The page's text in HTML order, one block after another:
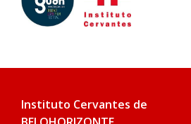
Instituto Cervantes de